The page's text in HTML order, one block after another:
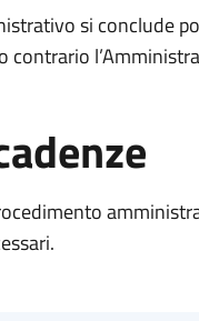
si conclude
contrario